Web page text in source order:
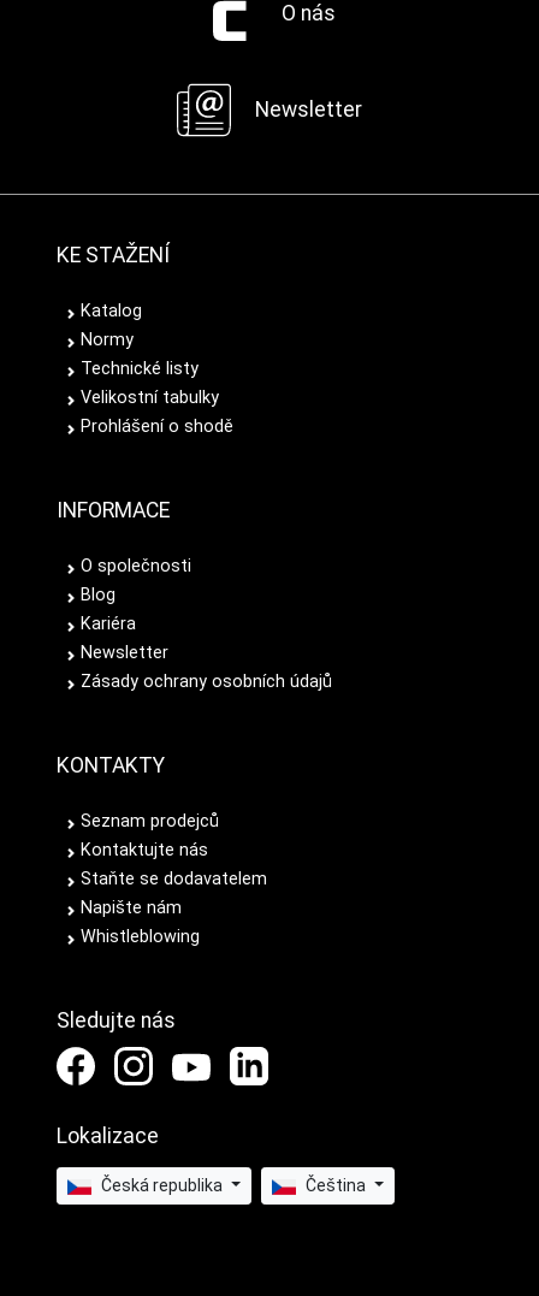
O nás
Newsletter
KE STAŽENÍ
Katalog
Normy
Technické listy
Velikostní tabulky
Prohlášení o shodě
INFORMACE
O společnosti
Blog
Kariéra
Newsletter
Zásady ochrany osobních údajů
KONTAKTY
Seznam prodejců
Kontaktujte nás
Staňte se dodavatelem
Napište nám
Whistleblowing
Sledujte nás
Lokalizace
Česká republika Čeština